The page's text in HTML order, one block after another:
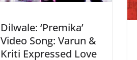
Dilwale: ‘Premika’
Video Song: Varun &
Kriti Expressed Love